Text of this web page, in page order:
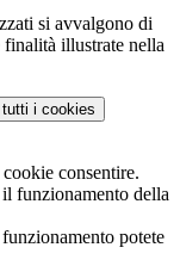
si avvalgono di
illustrate nella
i cookies
consentire.
funzionamento della
potete